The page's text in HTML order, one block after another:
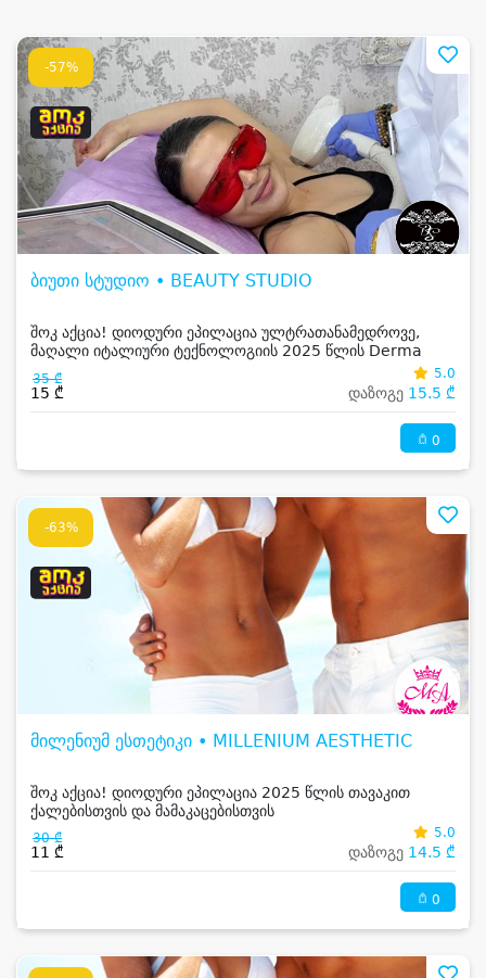
-57%
ბიუთი სტუდიო • BEAUTY STUDIO
შოკ აქცია! დიოდური ეპილაცია ულტრათანამედროვე,
მაღალი იტალიური ტექნოლოგიის 2025 წლის Derma
laser აპარატი
35 ₾
15 ₾
5.0
დაზოგე 15.5 ₾
0
-63%
მილენიუმ ესთეტიკი • MILLENIUM AESTHETIC
შოკ აქცია! დიოდური ეპილაცია 2025 წლის თავაკით
ქალებისთვის და მამაკაცებისთვის
30 ₾
11 ₾
5.0
დაზოგე 14.5 ₾
0